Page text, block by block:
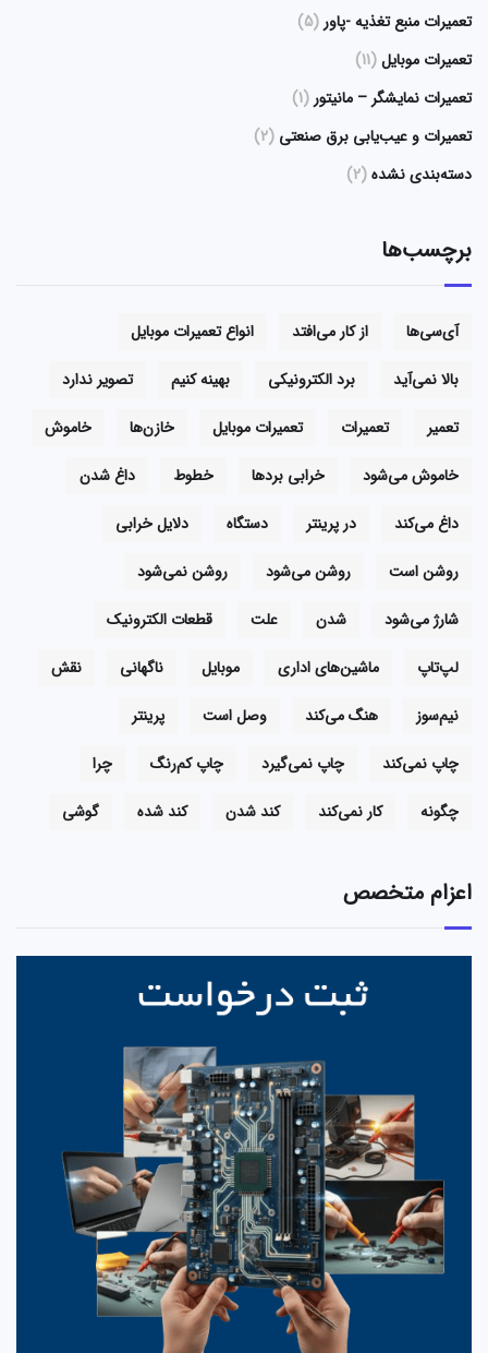
تعمیرات منبع تغذیه -پاور (5)
تعمیرات موبایل(11)
تعمیرات نمایشگر – مانیتور (1)
تعمیرات و عیب‌یابی برق صنعتی (2)
دسته‌بندی نشده(2)
برچسب‌ها
آی‌سی‌ها از کار می‌افتد
انواع تعمیرات موبایل
بالا نمی‌آید
برد الکترونیکی بهینه کنیم
تصویر ندارد
تعمیر
تعمیرات تعمیرات موبایل خازن‌ها
خاموش
خاموش می‌شود
خرابی بردها خطوط
داغ شدن
داغ می‌کند
در پرینتر دستگاه
دلایل خرابی
روشن است
روشن می‌شود
روشن نمی‌شود
شارژ می‌شود
شدن علت
قطعات الکترونیک
لپ‌تاپ
ماشین‌های اداری موبایل ناگهانی
نقش
نیم‌سوز
هنگ می‌کند وصل است
پرینتر
چاپ نمی‌کند
چاپ نمی‌گیرد چاپ کم‌رنگ
چرا
چگونه
کار نمی‌کند کند شدن کند شده گوشی
اعزام متخصص